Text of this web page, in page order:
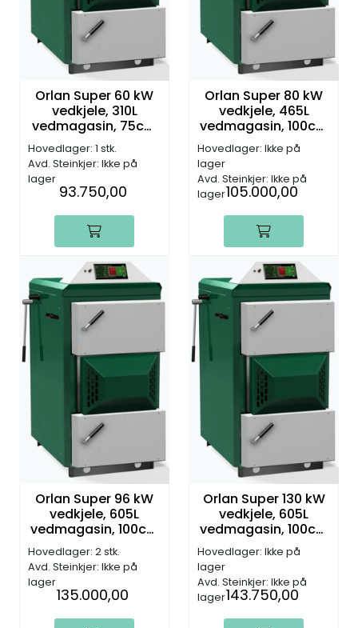
Orlan Super 60 kW
vedkjele, 310L
vedmagasin, 75cm
ved
Hovedlager: 1 stk.
Avd. Steinkjer: Ikke på
lager
93.750,00
Orlan Super 80 kW
vedkjele, 465L
vedmagasin, 100cm
ved
Hovedlager: Ikke på
lager
Avd. Steinkjer: Ikke på
lager105.000,00
Orlan Super 96 kW
vedkjele, 605L
vedmagasin, 100cm
ved
Hovedlager: 2 stk.
Avd. Steinkjer: Ikke på
lager
135.000,00
Orlan Super 130 kW
vedkjele, 605L
vedmagasin, 100cm
ved
Hovedlager: Ikke på
lager
Avd. Steinkjer: Ikke på
lager143.750,00